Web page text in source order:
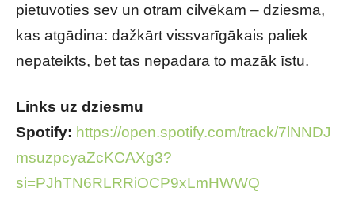
pietuvoties sev un otram cilvēkam – dziesma,
kas atgādina: dažkārt vissvarīgākais paliek
nepateikts, bet tas nepadara to mazāk īstu.
Links uz dziesmu
Spotify: https://open.spotify.com/track/7lNNDJ
msuzpcyaZcKCAXg3?
si=PJhTN6RLRRiOCP9xLmHWWQ